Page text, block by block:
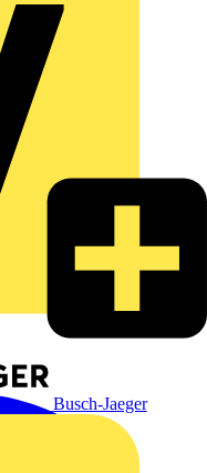
Busch-Jaeger